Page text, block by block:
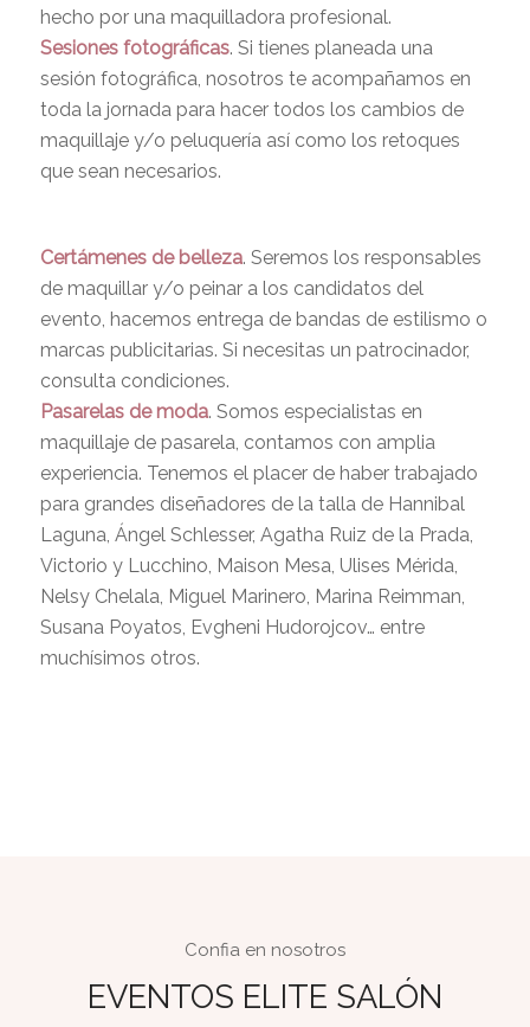
hecho por una maquilladora profesional.
Sesiones fotográficas. Si tienes planeada una
sesión fotográfica, nosotros te acompañamos en
toda la jornada para hacer todos los cambios de
maquillaje y/o peluquería así como los retoques
que sean necesarios.
Certámenes de belleza. Seremos los responsables
de maquillar y/o peinar a los candidatos del
evento, hacemos entrega de bandas de estilismo o
marcas publicitarias. Si necesitas un patrocinador,
consulta condiciones.
Pasarelas de moda. Somos especialistas en
maquillaje de pasarela, contamos con amplia
experiencia. Tenemos el placer de haber trabajado
para grandes diseñadores de la talla de Hannibal
Laguna, Ángel Schlesser, Agatha Ruiz de la Prada,
Victorio y Lucchino, Maison Mesa, Ulises Mérida,
Nelsy Chelala, Miguel Marinero, Marina Reimman,
Susana Poyatos, Evgheni Hudorojcov… entre
muchísimos otros.
Confia en nosotros
EVENTOS ELITE SALÓN